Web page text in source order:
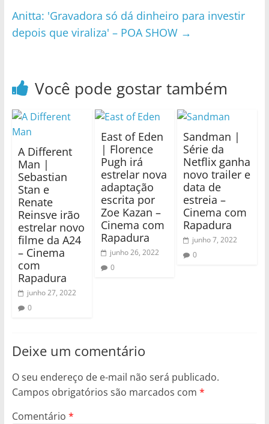
Anitta: 'Gravadora só dá dinheiro para investir
depois que viraliza' – POA SHOW →
Você pode gostar também
A Different
Man |
Sebastian
Stan e
Renate
Reinsve irão
estrelar novo
filme da A24
– Cinema
com
Rapadura
junho 27, 2022
0
East of Eden
| Florence
Pugh irá
estrelar nova
adaptação
escrita por
Zoe Kazan –
Cinema com
Rapadura
junho 26, 2022
0
Sandman |
Série da
Netflix ganha
novo trailer e
data de
estreia –
Cinema com
Rapadura
junho 7, 2022
0
Deixe um comentário
O seu endereço de e-mail não será publicado.
Campos obrigatórios são marcados com *
Comentário *